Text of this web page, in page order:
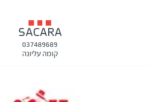
SACARA
037489689
קומה עליונה